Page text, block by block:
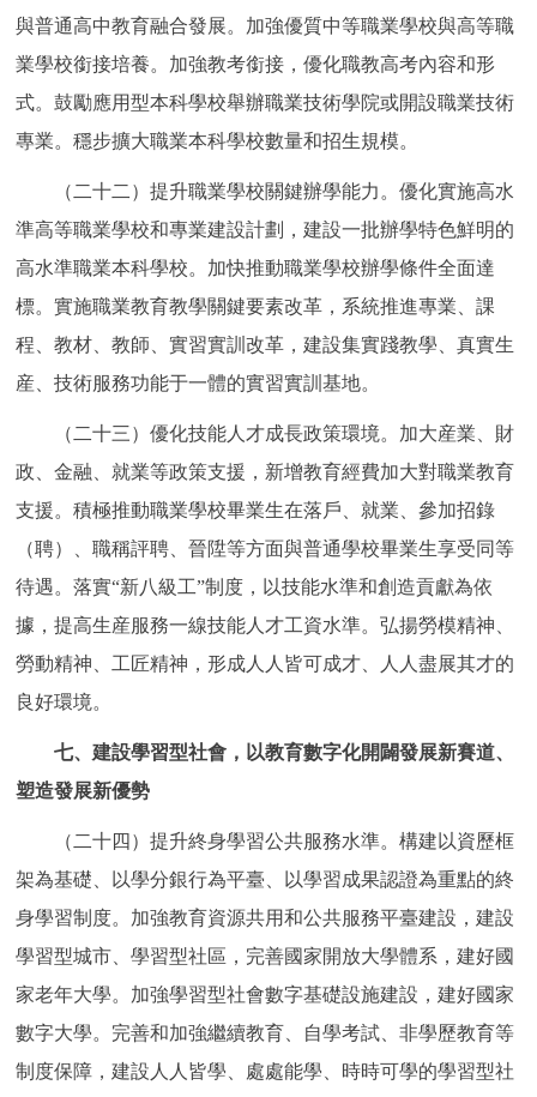
與普通高中教育融合發展。加強優質中等職業學校與高等職
業學校銜接培養。加強教考銜接，優化職教高考內容和形
式。鼓勵應用型本科學校舉辦職業技術學院或開設職業技術
專業。穩步擴大職業本科學校數量和招生規模。
（二十二）提升職業學校關鍵辦學能力。優化實施高水
準高等職業學校和專業建設計劃，建設一批辦學特色鮮明的
高水準職業本科學校。加快推動職業學校辦學條件全面達
標。實施職業教育教學關鍵要素改革，系統推進專業、課
程、教材、教師、實習實訓改革，建設集實踐教學、真實生
産、技術服務功能于一體的實習實訓基地。
（二十三）優化技能人才成長政策環境。加大産業、財
政、金融、就業等政策支援，新增教育經費加大對職業教育
支援。積極推動職業學校畢業生在落戶、就業、參加招錄
（聘）、職稱評聘、晉陞等方面與普通學校畢業生享受同等
待遇。落實“新八級工”制度，以技能水準和創造貢獻為依
據，提高生産服務一線技能人才工資水準。弘揚勞模精神、
勞動精神、工匠精神，形成人人皆可成才、人人盡展其才的
良好環境。
七、建設學習型社會，以教育數字化開闢發展新賽道、
塑造發展新優勢
（二十四）提升終身學習公共服務水準。構建以資歷框
架為基礎、以學分銀行為平臺、以學習成果認證為重點的終
身學習制度。加強教育資源共用和公共服務平臺建設，建設
學習型城市、學習型社區，完善國家開放大學體系，建好國
家老年大學。加強學習型社會數字基礎設施建設，建好國家
數字大學。完善和加強繼續教育、自學考試、非學歷教育等
制度保障，建設人人皆學、處處能學、時時可學的學習型社